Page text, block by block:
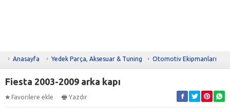
Anasayfa Yedek Parça, Aksesuar & Tuning Otomotiv Ekipmanları
Fiesta 2003-2009 arka kapı
Favorilere ekle Yazdır